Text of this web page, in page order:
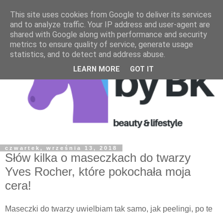
czwartek, września 13, 2018
Słów kilka o maseczkach do twarzy
Yves Rocher, które pokochała moja
cera!
Maseczki do twarzy uwielbiam tak samo, jak peelingi, po te
This site uses cookies from Google to deliver its services
and to analyze traffic. Your IP address and user-agent are
shared with Google along with performance and security
metrics to ensure quality of service, generate usage
statistics, and to detect and address abuse.
LEARN MORE GOT IT